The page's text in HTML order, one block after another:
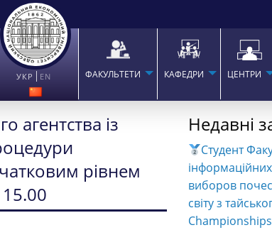
УКР EN ФАКУЛЬТЕТИ КАФЕДРИ ЦЕНТРИ
агентства із
рівнем
Недавні
Студент
виборов
світу з